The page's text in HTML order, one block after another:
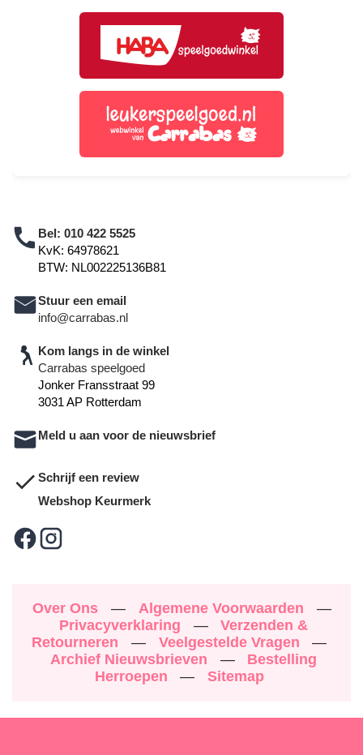
Bel: 010 422 5525
KvK: 64978621
BTW: NL002225136B81
Stuur een email
info@carrabas.nl
Kom langs in de winkel
Carrabas speelgoed
Jonker Fransstraat 99
3031 AP Rotterdam
Meld u aan voor de nieuwsbrief
Schrijf een review
Webshop Keurmerk
Over Ons — Algemene Voorwaarden
—
Privacyverklaring
—
Verzenden &
Retourneren
— Veelgestelde Vragen
—
Archief Nieuwsbrieven
—
Bestelling
Herroepen
— Sitemap